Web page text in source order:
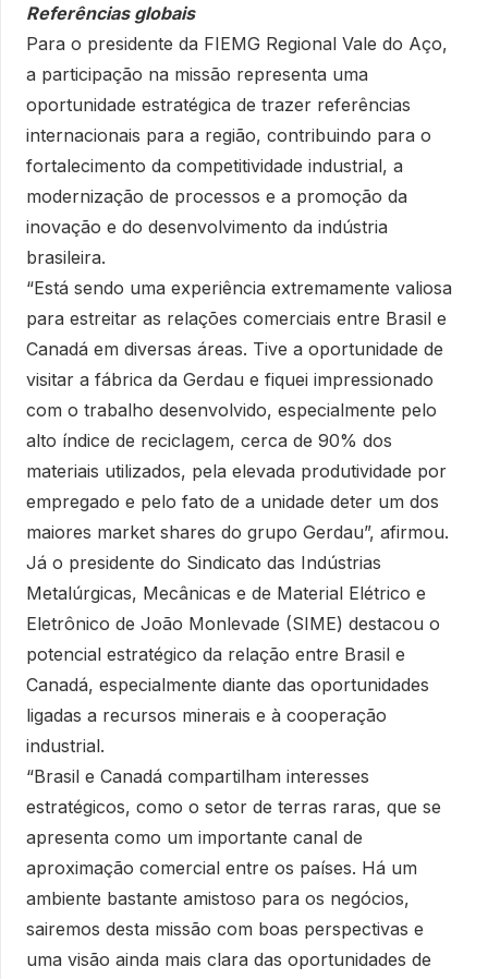
Referências globais
Para o presidente da FIEMG Regional Vale do Aço,
a participação na missão representa uma
oportunidade estratégica de trazer referências
internacionais para a região, contribuindo para o
fortalecimento da competitividade industrial, a
modernização de processos e a promoção da
inovação e do desenvolvimento da indústria
brasileira.
“Está sendo uma experiência extremamente valiosa
para estreitar as relações comerciais entre Brasil e
Canadá em diversas áreas. Tive a oportunidade de
visitar a fábrica da Gerdau e fiquei impressionado
com o trabalho desenvolvido, especialmente pelo
alto índice de reciclagem, cerca de 90% dos
materiais utilizados, pela elevada produtividade por
empregado e pelo fato de a unidade deter um dos
maiores market shares do grupo Gerdau”, afirmou.
Já o presidente do Sindicato das Indústrias
Metalúrgicas, Mecânicas e de Material Elétrico e
Eletrônico de João Monlevade (SIME) destacou o
potencial estratégico da relação entre Brasil e
Canadá, especialmente diante das oportunidades
ligadas a recursos minerais e à cooperação
industrial.
“Brasil e Canadá compartilham interesses
estratégicos, como o setor de terras raras, que se
apresenta como um importante canal de
aproximação comercial entre os países. Há um
ambiente bastante amistoso para os negócios,
sairemos desta missão com boas perspectivas e
uma visão ainda mais clara das oportunidades de